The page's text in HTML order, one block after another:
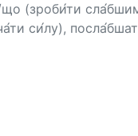
що (зроби́ти
си́лу),